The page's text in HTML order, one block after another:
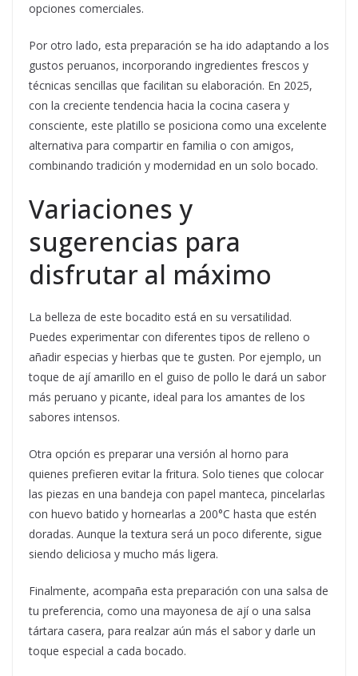
opciones comerciales.
Por otro lado, esta preparación se ha ido adaptando a los
gustos peruanos, incorporando ingredientes frescos y
técnicas sencillas que facilitan su elaboración. En 2025,
con la creciente tendencia hacia la cocina casera y
consciente, este platillo se posiciona como una excelente
alternativa para compartir en familia o con amigos,
combinando tradición y modernidad en un solo bocado.
Variaciones y
sugerencias para
disfrutar al máximo
La belleza de este bocadito está en su versatilidad.
Puedes experimentar con diferentes tipos de relleno o
añadir especias y hierbas que te gusten. Por ejemplo, un
toque de ají amarillo en el guiso de pollo le dará un sabor
más peruano y picante, ideal para los amantes de los
sabores intensos.
Otra opción es preparar una versión al horno para
quienes prefieren evitar la fritura. Solo tienes que colocar
las piezas en una bandeja con papel manteca, pincelarlas
con huevo batido y hornearlas a 200°C hasta que estén
doradas. Aunque la textura será un poco diferente, sigue
siendo deliciosa y mucho más ligera.
Finalmente, acompaña esta preparación con una salsa de
tu preferencia, como una mayonesa de ají o una salsa
tártara casera, para realzar aún más el sabor y darle un
toque especial a cada bocado.